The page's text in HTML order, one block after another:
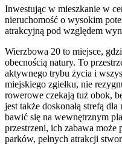
Inwestując w mieszkanie w
nieruchomość o wysokim
atrakcyjną pod względem
Wierzbowa 20 to miejsce,
obecnością natury. To
aktywnego trybu życia i
miejskiego zgiełku, nie
rowerowe czekają tuż obok,
jest także doskonałą strefą
bawić się na wewnętrznym
przestrzeni, ich zabawa może
parków, pełnych atrakcji